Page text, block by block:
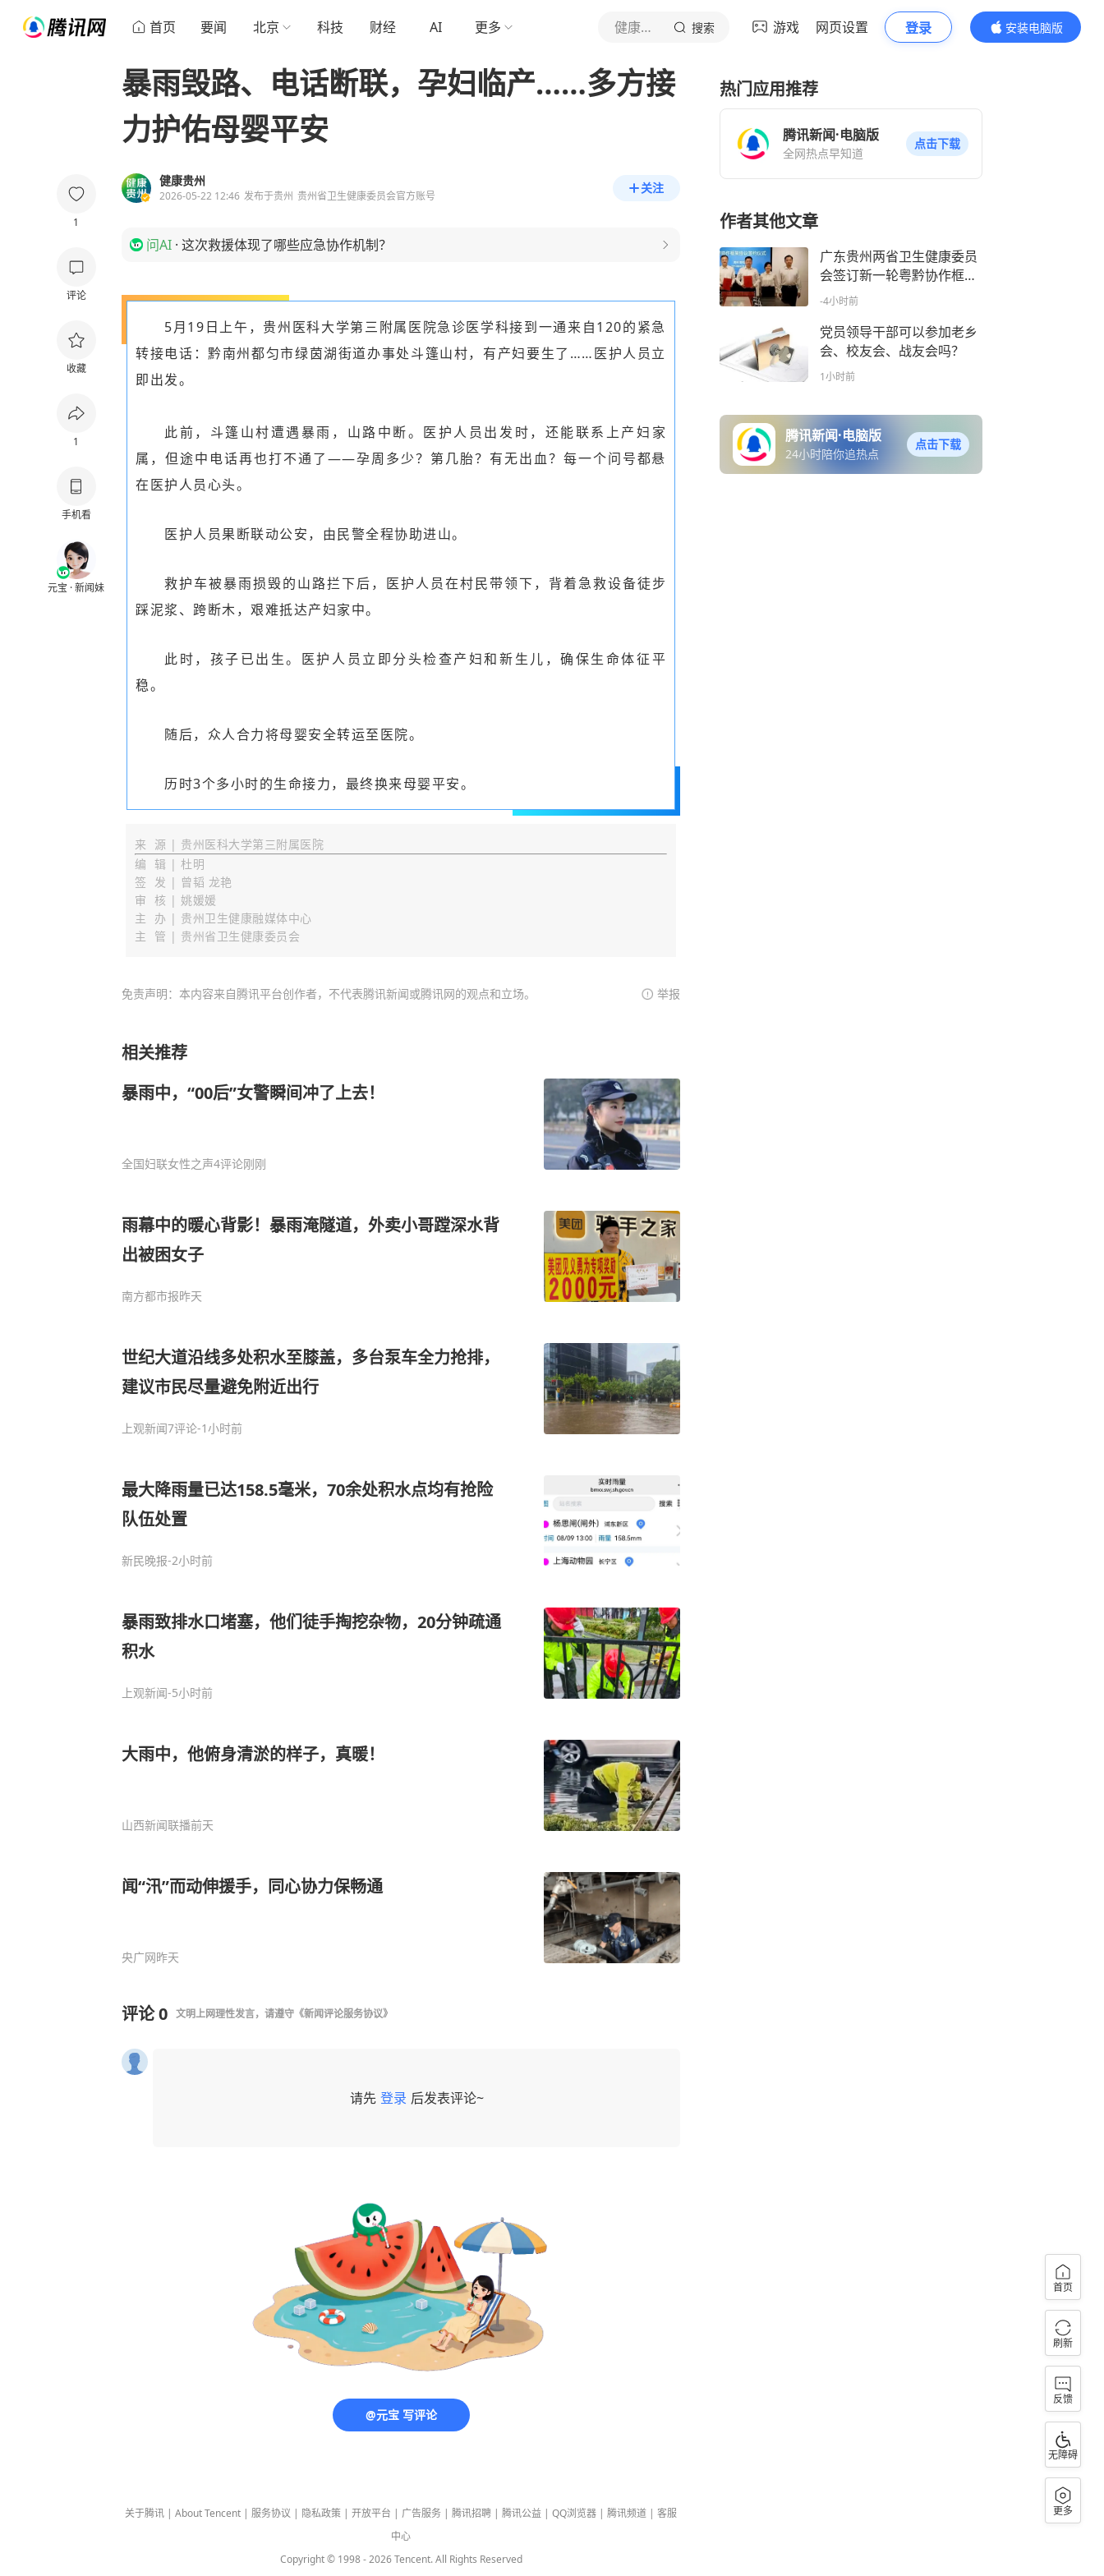
首页 要闻 北京 科技 财经 AI 更多 健康贵州 搜索 游戏 网页设置 登录
安装电脑版
内容更精彩
1
评论
收藏
1
手机看
元宝 · 新闻妹
暴雨毁路、电话断联，孕妇临产……多方接
力护佑母婴平安
健康贵州
2026-05-22 12:46 发布于贵州 贵州省卫生健康委员会官方账号
关注
问AI · 这次救援体现了哪些应急协作机制？
5月19日上午，贵州医科大学第三附属医院急诊医学科接到一通来自120的紧急
转接电话：黔南州都匀市绿茵湖街道办事处斗篷山村，有产妇要生了……医护人员立
即出发。
此前，斗篷山村遭遇暴雨，山路中断。医护人员出发时，还能联系上产妇家
属，但途中电话再也打不通了——孕周多少？第几胎？有无出血？每一个问号都悬
在医护人员心头。
医护人员果断联动公安，由民警全程协助进山。
救护车被暴雨损毁的山路拦下后，医护人员在村民带领下，背着急救设备徒步
踩泥浆、跨断木，艰难抵达产妇家中。
此时，孩子已出生。医护人员立即分头检查产妇和新生儿，确保生命体征平
稳。
随后，众人合力将母婴安全转运至医院。
历时3个多小时的生命接力，最终换来母婴平安。
来 源 | 贵州医科大学第三附属医院
编 辑 | 杜明
签 发 | 曾韬 龙艳
审 核 | 姚媛媛
主 办 | 贵州卫生健康融媒体中心
主 管 | 贵州省卫生健康委员会
免责声明：本内容来自腾讯平台创作者，不代表腾讯新闻或腾讯网的观点和立场。 举报
相关推荐
暴雨中，“00后”女警瞬间冲了上去！
全国妇联女性之声4评论刚刚
雨幕中的暖心背影！暴雨淹隧道，外卖小哥蹚深水背
出被困女子
南方都市报昨天
世纪大道沿线多处积水至膝盖，多台泵车全力抢排，
建议市民尽量避免附近出行
上观新闻7评论-1小时前
最大降雨量已达158.5毫米，70余处积水点均有抢险
队伍处置
新民晚报-2小时前
暴雨致排水口堵塞，他们徒手掏挖杂物，20分钟疏通
积水
上观新闻-5小时前
大雨中，他俯身清淤的样子，真暖！
山西新闻联播前天
闻“汛”而动伸援手，同心协力保畅通
央广网昨天
评论0 文明上网理性发言，请遵守 《新闻评论服务协议》
请先 登录 后发表评论~
@元宝 写评论
关于腾讯 | About Tencent | 服务协议 | 隐私政策 | 开放平台 | 广告服务 | 腾讯招聘 | 腾讯公益 | QQ浏览器 | 腾讯频道 | 客服
中心
Copyright © 1998 -2026Tencent. All Rights Reserved
热门应用推荐
腾讯新闻·电脑版
全网热点早知道
点击下载
作者其他文章
广东贵州两省卫生健康委员
会签订新一轮粤黔协作框架
协议
-4小时前
党员领导干部可以参加老乡
会、校友会、战友会吗？
1小时前
腾讯新闻·电脑版
24小时陪你追热点
点击下载
首页
刷新
反馈
无障碍
更多